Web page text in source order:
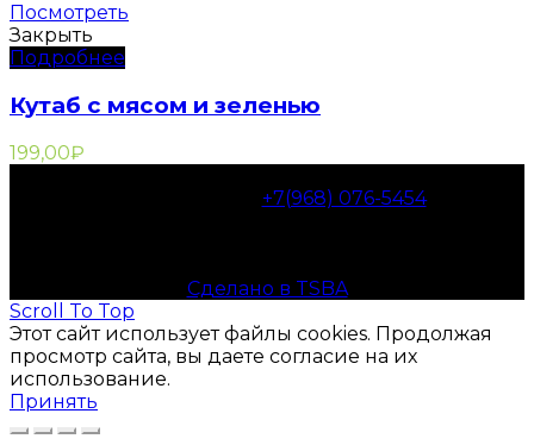
Посмотреть
Закрыть
Подробнее
Кутаб с мясом и зеленью
199,00₽
+7(968) 076-5454
Сделано в TSBA
Scroll To Top
Этот сайт использует файлы cookies. Продолжая
просмотр сайта, вы даете согласие на их
использование.
Принять